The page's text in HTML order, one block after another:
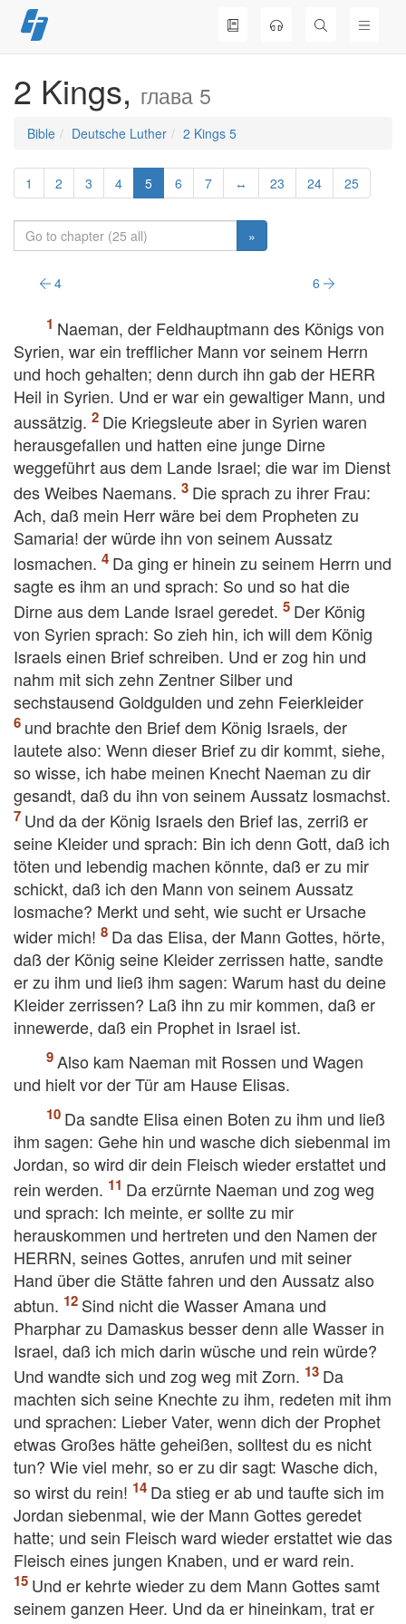
Skip
to
2 Kings, глава 5
Bible Deutsche Luther 2 Kings 5
1 2 3 4 5 6 7 ↔ 23 24 25
»
4 6
Naeman, der Feldhauptmann des Königs von
Syrien, war ein trefflicher Mann vor seinem Herrn
und hoch gehalten; denn durch ihn gab der HERR
Heil in Syrien. Und er war ein gewaltiger Mann, und
aussätzig.
Die Kriegsleute aber in Syrien waren
herausgefallen und hatten eine junge Dirne
weggeführt aus dem Lande Israel; die war im Dienst
des Weibes Naemans.
Die sprach zu ihrer Frau:
Ach, daß mein Herr wäre bei dem Propheten zu
Samaria! der würde ihn von seinem Aussatz
losmachen.
Da ging er hinein zu seinem Herrn und
sagte es ihm an und sprach: So und so hat die
Dirne aus dem Lande Israel geredet.
Der König
von Syrien sprach: So zieh hin, ich will dem König
Israels einen Brief schreiben. Und er zog hin und
nahm mit sich zehn Zentner Silber und
sechstausend Goldgulden und zehn Feierkleider
und brachte den Brief dem König Israels, der
lautete also: Wenn dieser Brief zu dir kommt, siehe,
so wisse, ich habe meinen Knecht Naeman zu dir
gesandt, daß du ihn von seinem Aussatz losmachst.
Und da der König Israels den Brief las, zerriß er
seine Kleider und sprach: Bin ich denn Gott, daß ich
töten und lebendig machen könnte, daß er zu mir
schickt, daß ich den Mann von seinem Aussatz
losmache? Merkt und seht, wie sucht er Ursache
wider mich!
Da das Elisa, der Mann Gottes, hörte,
daß der König seine Kleider zerrissen hatte, sandte
er zu ihm und ließ ihm sagen: Warum hast du deine
Kleider zerrissen? Laß ihn zu mir kommen, daß er
innewerde, daß ein Prophet in Israel ist.
Also kam Naeman mit Rossen und Wagen
und hielt vor der Tür am Hause Elisas.
Da sandte Elisa einen Boten zu ihm und ließ
ihm sagen: Gehe hin und wasche dich siebenmal im
Jordan, so wird dir dein Fleisch wieder erstattet und
rein werden.
Da erzürnte Naeman und zog weg
und sprach: Ich meinte, er sollte zu mir
herauskommen und hertreten und den Namen der
HERRN, seines Gottes, anrufen und mit seiner
Hand über die Stätte fahren und den Aussatz also
abtun.
Sind nicht die Wasser Amana und
Pharphar zu Damaskus besser denn alle Wasser in
Israel, daß ich mich darin wüsche und rein würde?
Und wandte sich und zog weg mit Zorn.
Da
machten sich seine Knechte zu ihm, redeten mit ihm
und sprachen: Lieber Vater, wenn dich der Prophet
etwas Großes hätte geheißen, solltest du es nicht
tun? Wie viel mehr, so er zu dir sagt: Wasche dich,
so wirst du rein!
Da stieg er ab und taufte sich im
Jordan siebenmal, wie der Mann Gottes geredet
hatte; und sein Fleisch ward wieder erstattet wie das
Fleisch eines jungen Knaben, und er ward rein.
Und er kehrte wieder zu dem Mann Gottes samt
seinem ganzen Heer. Und da er hineinkam, trat er